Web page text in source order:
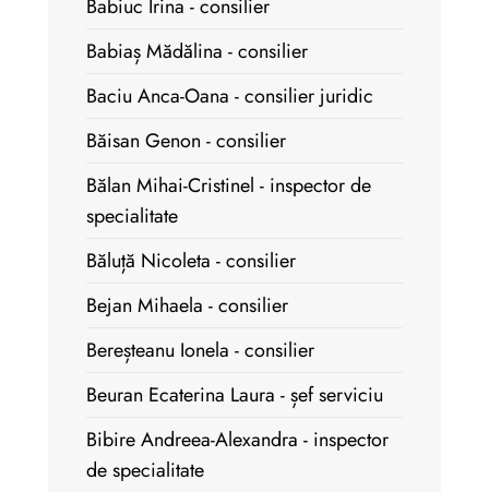
Babiuc Irina - consilier
Babiaș Mădălina - consilier
Baciu Anca-Oana - consilier juridic
Băisan Genon - consilier
Bălan Mihai-Cristinel - inspector de
specialitate
Băluță Nicoleta - consilier
Bejan Mihaela - consilier
Bereșteanu Ionela - consilier
Beuran Ecaterina Laura - șef serviciu
Bibire Andreea-Alexandra - inspector
de specialitate